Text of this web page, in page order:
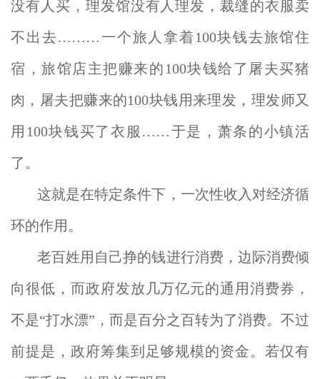
没有人买，理发馆没有人理发，裁缝的衣服卖
不出去………一个旅人拿着100块钱去旅馆住
宿，旅馆店主把赚来的100块钱给了屠夫买猪
肉，屠夫把赚来的100块钱用来理发，理发师又
用100块钱买了衣服……于是，萧条的小镇活
了。
这就是在特定条件下，一次性收入对经济循
环的作用。
老百姓用自己挣的钱进行消费，边际消费倾
向很低，而政府发放几万亿元的通用消费券，
不是“打水漂”，而是百分之百转为了消费。不过
前提是，政府筹集到足够规模的资金。若仅有